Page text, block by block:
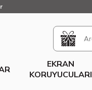
EKRAN
KORUYUCULARI